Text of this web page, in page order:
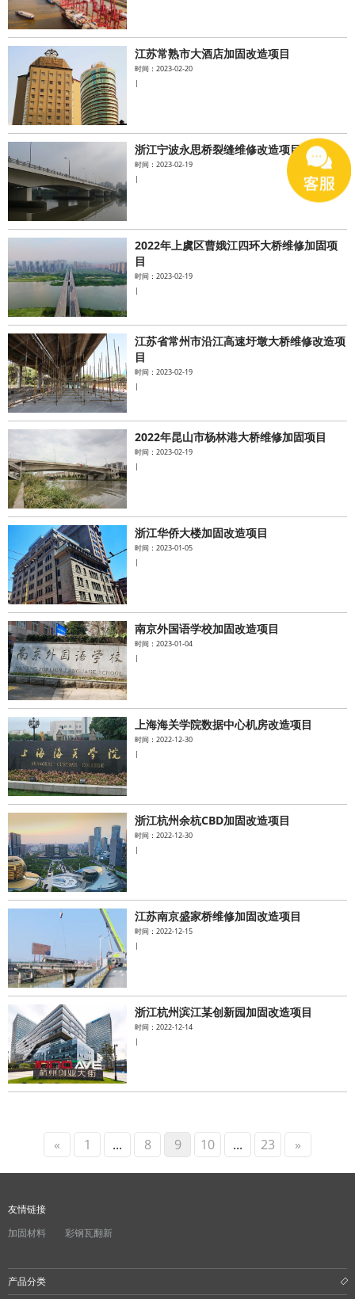
江苏常熟市大酒店加固改造项目
时间：2023-02-20
|
浙江宁波永思桥裂缝维修改造项目
时间：2023-02-19
|
2022年上虞区曹娥江四环大桥维修加固项
目
时间：2023-02-19
|
江苏省常州市沿江高速圩墩大桥维修改造项
目
时间：2023-02-19
|
2022年昆山市杨林港大桥维修加固项目
时间：2023-02-19
|
浙江华侨大楼加固改造项目
时间：2023-01-05
|
南京外国语学校加固改造项目
时间：2023-01-04
|
上海海关学院数据中心机房改造项目
时间：2022-12-30
|
浙江杭州余杭CBD加固改造项目
时间：2022-12-30
|
江苏南京盛家桥维修加固改造项目
时间：2022-12-15
|
浙江杭州滨江某创新园加固改造项目
时间：2022-12-14
|
« 1 ... 8 9 10 ... 23 »
友情链接
加固材料
彩钢瓦翻新
产品分类